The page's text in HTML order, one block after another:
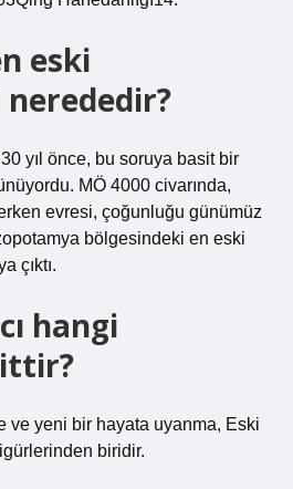
eski
yıl önce, bu soruya basit bir
MÖ 4000 civarında,
evresi, çoğunluğu günümüz
bölgesindeki en eski
çıktı.
hangi
ve yeni bir hayata uyanma, Eski
biridir.